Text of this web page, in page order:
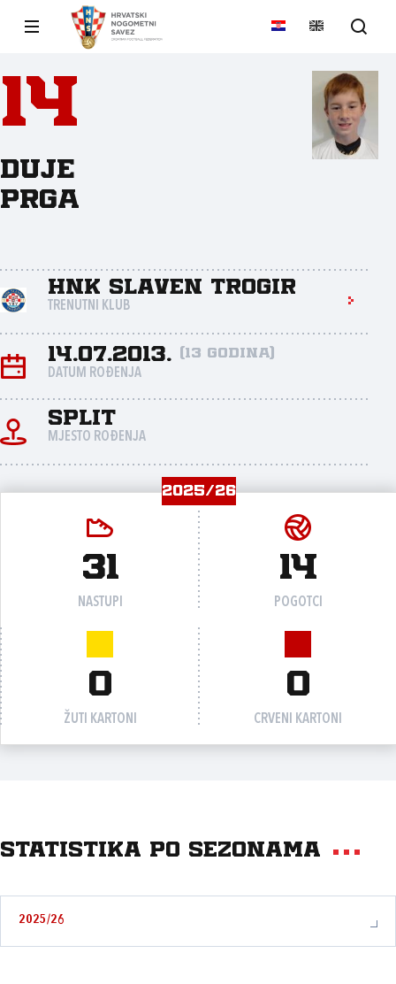
14
Duje
Prga
HNK Slaven Trogir
TRENUTNI KLUB
14.07.2013. (13 godina)
DATUM ROĐENJA
Split
MJESTO ROĐENJA
2025/26
31
NASTUPI
14
POGOTCI
0
ŽUTI KARTONI
0
CRVENI KARTONI
Statistika po sezonama
2025/26